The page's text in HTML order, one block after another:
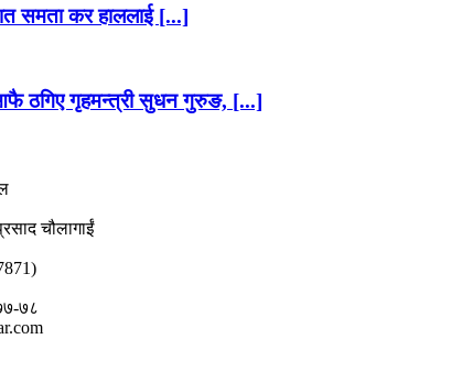
समता कर हाललाई [...]
ठगिए गृहमन्त्री सुधन गुरुङ, [...]
चौलागाईं
७८